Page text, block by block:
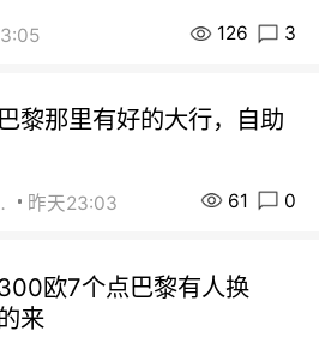
126 3
黎那里有好的大行，自助
昨天23:03 61 0
欧7个点巴黎有人换
来